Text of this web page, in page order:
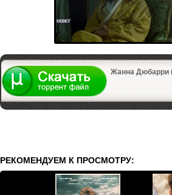
Жанна Дюбарри
РЕКОМЕНДУЕМ К ПРОСМОТРУ: